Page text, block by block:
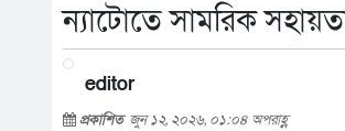
ন্যাটোতে সামরিক সহায়তা
editor
প্রকাশিত জুন ১২, ২০২৬, ০১:০৪ অপরাহ্ণ